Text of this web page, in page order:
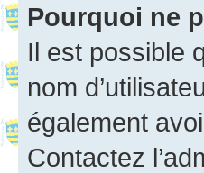
Pourquoi ne
Il est possible
nom
également
Contactez